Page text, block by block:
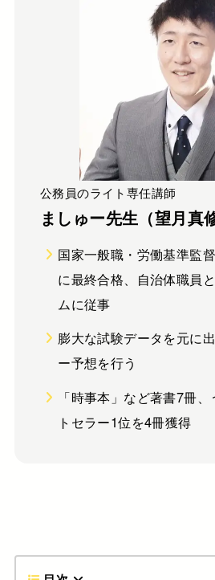
公務員のライト専任講師
ましゅー先生（望月真修
国家一般職・労働基準監
に最終合格、自治体職員
ムに従事
膨大な試験データを元に
ー予想を行う
「時事本」など著書7冊
トセラー1位を4冊獲得